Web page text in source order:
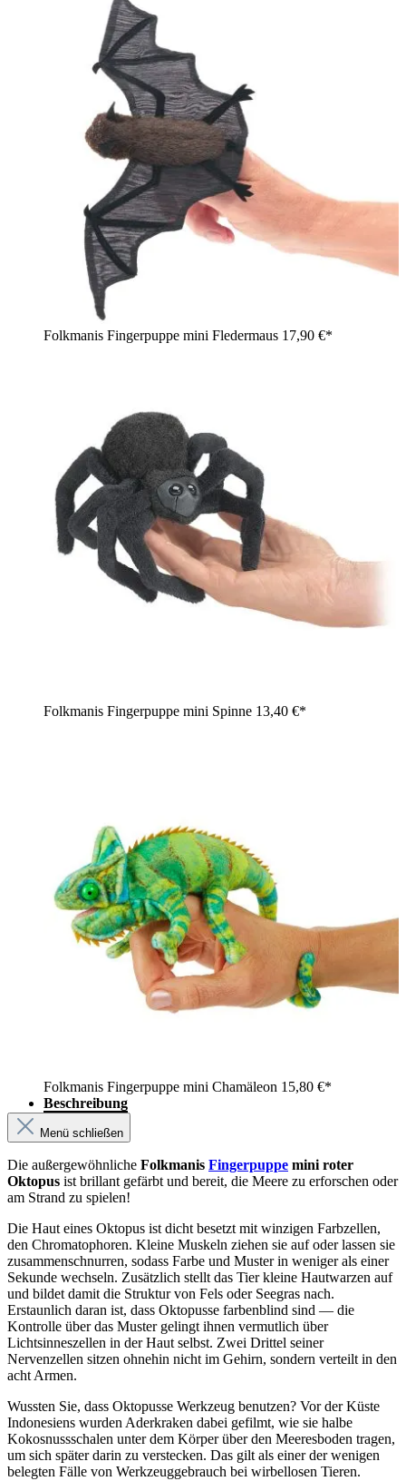
Folkmanis Fingerpuppe mini Fledermaus 17,90 €*
Folkmanis Fingerpuppe mini Spinne 13,40 €*
Folkmanis Fingerpuppe mini Chamäleon 15,80 €*
Beschreibung
Menü schließen
Die außergewöhnliche Folkmanis Fingerpuppe mini roter
Oktopus ist brillant gefärbt und bereit, die Meere zu erforschen oder
am Strand zu spielen!
Die Haut eines Oktopus ist dicht besetzt mit winzigen Farbzellen,
den Chromatophoren. Kleine Muskeln ziehen sie auf oder lassen sie
zusammenschnurren, sodass Farbe und Muster in weniger als einer
Sekunde wechseln. Zusätzlich stellt das Tier kleine Hautwarzen auf
und bildet damit die Struktur von Fels oder Seegras nach.
Erstaunlich daran ist, dass Oktopusse farbenblind sind — die
Kontrolle über das Muster gelingt ihnen vermutlich über
Lichtsinneszellen in der Haut selbst. Zwei Drittel seiner
Nervenzellen sitzen ohnehin nicht im Gehirn, sondern verteilt in den
acht Armen.
Wussten Sie, dass Oktopusse Werkzeug benutzen? Vor der Küste
Indonesiens wurden Aderkraken dabei gefilmt, wie sie halbe
Kokosnussschalen unter dem Körper über den Meeresboden tragen,
um sich später darin zu verstecken. Das gilt als einer der wenigen
belegten Fälle von Werkzeuggebrauch bei wirbellosen Tieren.